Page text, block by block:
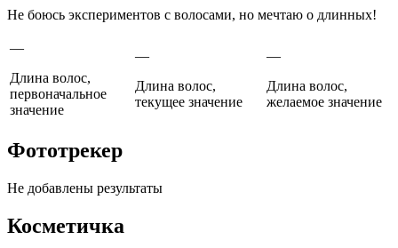
Не боюсь экспериментов с волосами, но мечтаю о длинных!
—
Длина волос,
первоначальное
значение
—
Длина волос,
текущее значение
—
Длина волос,
желаемое значение
Фототрекер
Не добавлены результаты
Косметичка